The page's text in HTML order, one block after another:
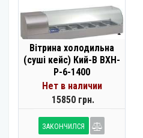
Вітрина холодильна
(суші кейс) Кий-В ВХН-
Р-6-1400
Нет в наличии
15850 грн.
ЗАКОНЧИЛСЯ